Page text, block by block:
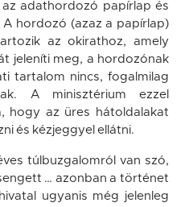
adathordozó papírlap és
hordozó (azaz a papírlap)
az okirathoz, amely
jeleníti meg, a hordozónak
tartalom nincs, fogalmilag
A minisztérium ezzel
hogy az üres hátoldalakat
és kézjeggyel ellátni.
túlbuzgalomról van szó,
… azonban a történet
ugyanis még jelenleg